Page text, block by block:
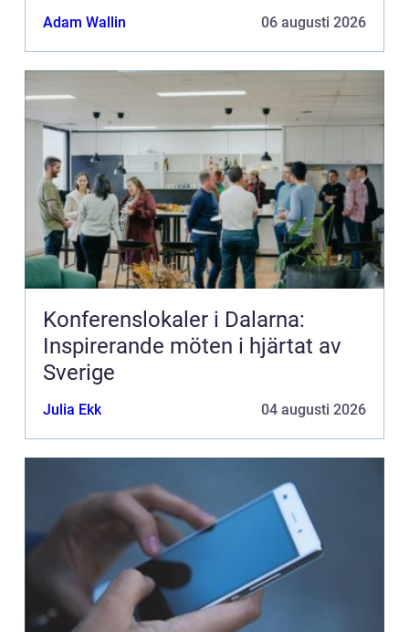
Adam Wallin 06 augusti 2026
Konferenslokaler i Dalarna:
Inspirerande möten i hjärtat av
Sverige
Julia Ekk 04 augusti 2026